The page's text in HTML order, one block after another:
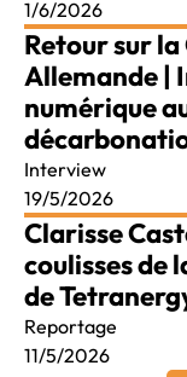
1/6/2026
Retour sur
Allemande |
numérique
Interview
19/5/2026
Clarisse
coulisses de
de
Reportage
11/5/2026